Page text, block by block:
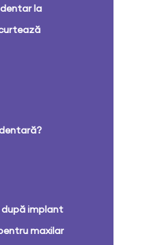
la
implant
maxilar